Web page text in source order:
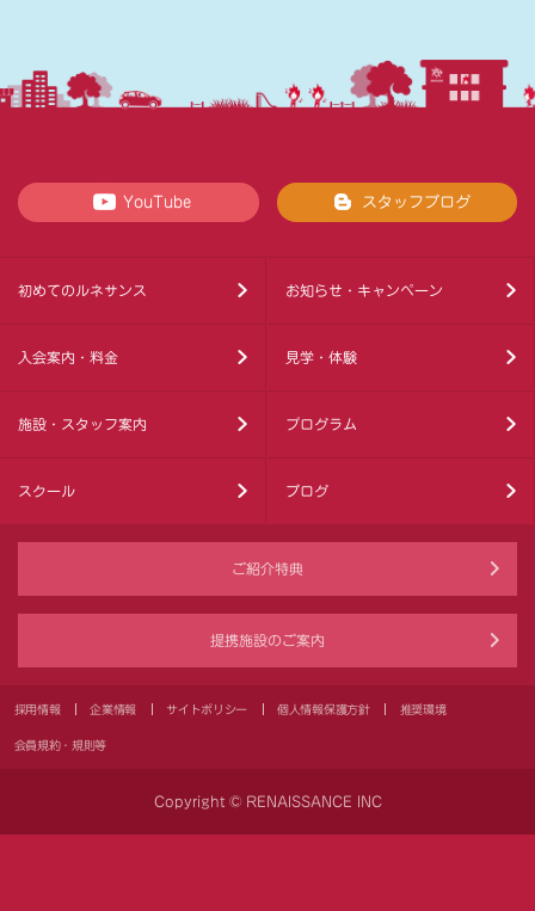
YouTube スタッフブログ
初めてのルネサンス お知らせ・キャンペーン
入会案内・料金 見学・体験
施設・スタッフ案内 プログラム
スクール ブログ
ご紹介特典
提携施設のご案内
採用情報 企業情報 サイトポリシー 個人情報保護方針 推奨環境
会員規約・規則等
Copyright © RENAISSANCE INC